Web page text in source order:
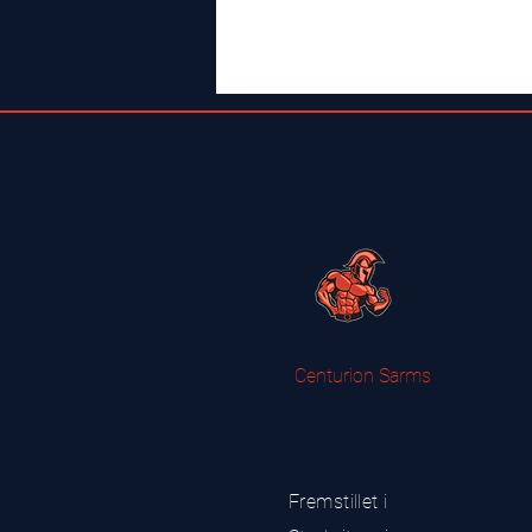
Centurion Sarms
Fremstillet i